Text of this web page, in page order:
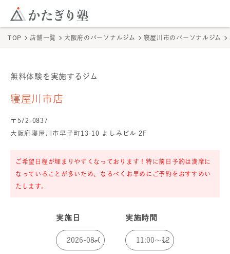
TOP 店舗一覧 大阪府のパーソナルジム 寝屋川市のパーソナルジム
無料体験を実施するジム
寝屋川市店の無料体験
寝屋川市店
〒 572 -0837
大阪府寝屋川市早子町13-10 よしみビル 2F
ご希望日程が埋まりやすくなっております！特に前日予約は満席に
なっていることが多いため、なるべくお早めにご予約をおすすめい
たします。
実施日 実施時間